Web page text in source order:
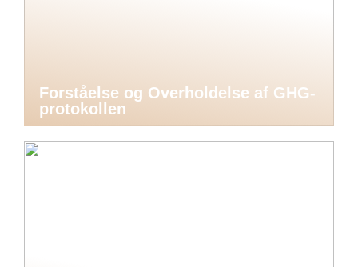
Forståelse og Overholdelse af GHG-
protokollen